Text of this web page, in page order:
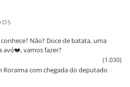
Não? Doce de batata, uma
avó❤️, vamos fazer?
(1.030)
Roraima com chegada do deputado